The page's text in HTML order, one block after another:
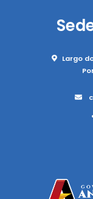
Largo